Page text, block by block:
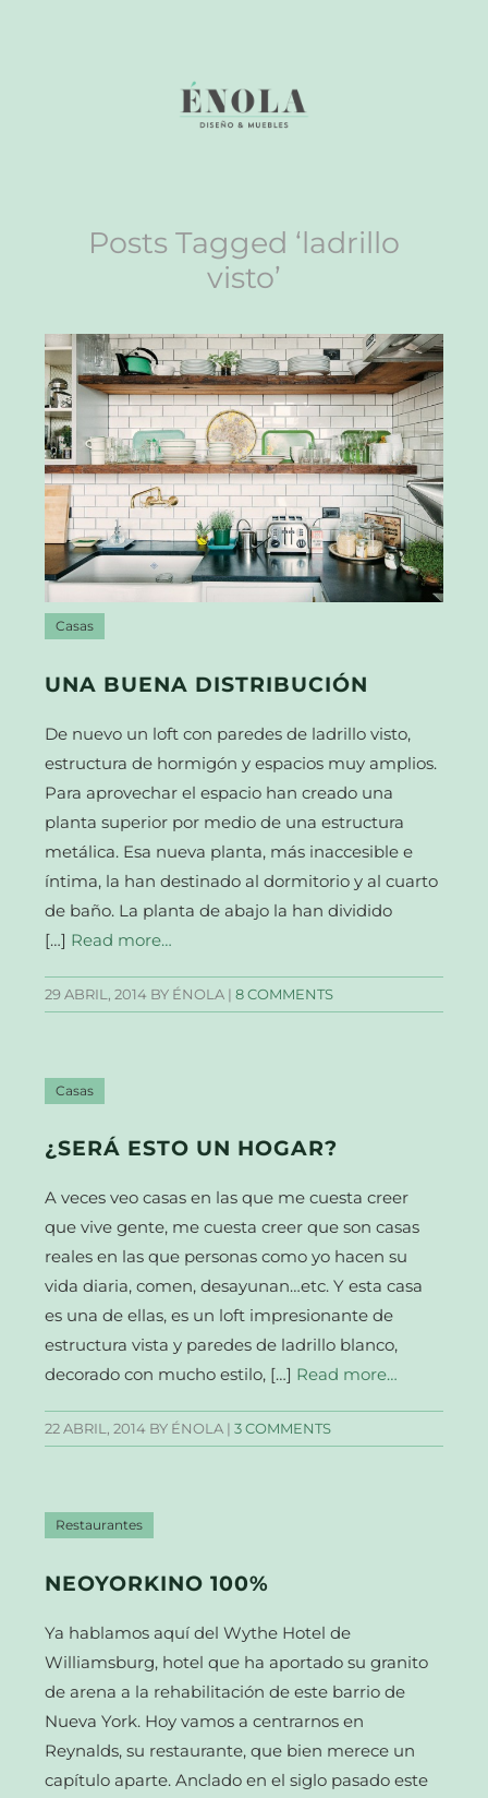
Posts Tagged ‘ladrillo
visto’
Casas
UNA BUENA DISTRIBUCIÓN
De nuevo un loft con paredes de ladrillo visto,
estructura de hormigón y espacios muy amplios.
Para aprovechar el espacio han creado una
planta superior por medio de una estructura
metálica. Esa nueva planta, más inaccesible e
íntima, la han destinado al dormitorio y al cuarto
de baño. La planta de abajo la han dividido
[…] Read more…
29 ABRIL, 2014 BY ÉNOLA |8 COMMENTS
Casas
¿SERÁ ESTO UN HOGAR?
A veces veo casas en las que me cuesta creer
que vive gente, me cuesta creer que son casas
reales en las que personas como yo hacen su
vida diaria, comen, desayunan…etc. Y esta casa
es una de ellas, es un loft impresionante de
estructura vista y paredes de ladrillo blanco,
decorado con mucho estilo, […] Read more…
22 ABRIL, 2014 BY ÉNOLA |3 COMMENTS
Restaurantes
NEOYORKINO 100%
Ya hablamos aquí del Wythe Hotel de
Williamsburg, hotel que ha aportado su granito
de arena a la rehabilitación de este barrio de
Nueva York. Hoy vamos a centrarnos en
Reynalds, su restaurante, que bien merece un
capítulo aparte. Anclado en el siglo pasado este